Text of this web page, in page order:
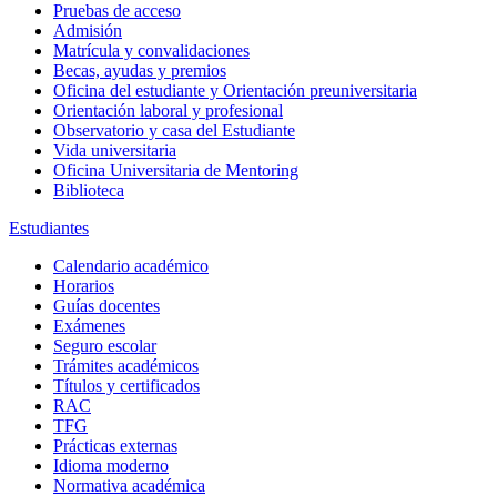
Pruebas de acceso
Admisión
Matrícula y convalidaciones
Becas, ayudas y premios
Oficina del estudiante y Orientación preuniversitaria
Orientación laboral y profesional
Observatorio y casa del Estudiante
Vida universitaria
Oficina Universitaria de Mentoring
Biblioteca
Estudiantes
Calendario académico
Horarios
Guías docentes
Exámenes
Seguro escolar
Trámites académicos
Títulos y certificados
RAC
TFG
Prácticas externas
Idioma moderno
Normativa académica